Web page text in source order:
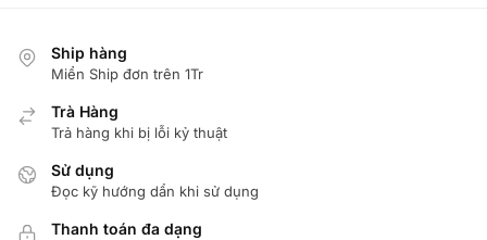
Ship hàng
Miển Ship đơn trên 1Tr
Trà Hàng
Trả hàng khi bị lỗi kỷ thuật
Sử dụng
Đọc kỹ hướng dẩn khi sử dụng
Thanh toán đa dạng